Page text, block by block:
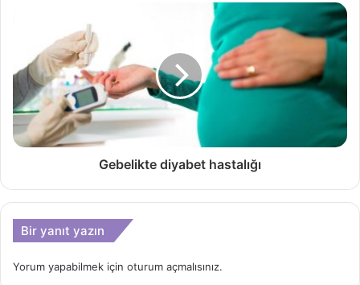
Gebelikte diyabet hastalığı
Bir yanıt yazın
Yorum yapabilmek için oturum açmalısınız.